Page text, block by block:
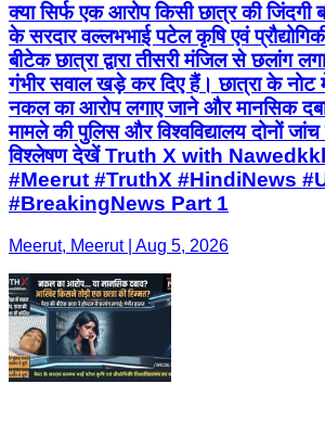
क्या सिर्फ एक आरोप किसी छात्र की
के सरदार वल्लभभाई पटेल कृषि एवं
बीटेक छात्रा द्वारा तीसरी मंजिल से छलांग
गंभीर सवाल खड़े कर दिए हैं। छात्रा के नोट में
नकल का आरोप लगाए जाने और मानसिक
मामले की पुलिस और विश्वविद्यालय दोनों
विश्लेषण देखें Truth X with
#Meerut #TruthX #HindiNews
#BreakingNews Part 1
Meerut, Meerut | Aug 5, 2026